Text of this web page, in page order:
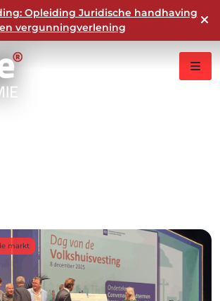
Opleiding Juridische handhaving
en vergunningverlening
Bouw
markt